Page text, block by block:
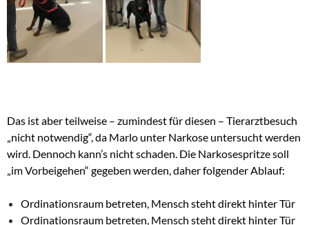
Das ist aber teilweise – zumindest für diesen – Tierarztbesuch
„nicht notwendig“, da Marlo unter Narkose untersucht werden
wird. Dennoch kann’s nicht schaden. Die Narkosespritze soll
„im Vorbeigehen“ gegeben werden, daher folgender Ablauf:
Ordinationsraum betreten, Mensch steht direkt hinter Tür
Ordinationsraum betreten, Mensch steht direkt hinter Tür